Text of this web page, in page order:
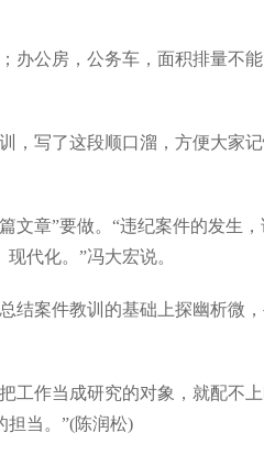
办公房，公务车，面积排量不
，写了这段顺口溜，方便大家
文章”要做。“违纪案件的发生
代化。”冯大宏说。
结案件教训的基础上探幽析微
工作当成研究的对象，就配不
担当。”(陈润松)